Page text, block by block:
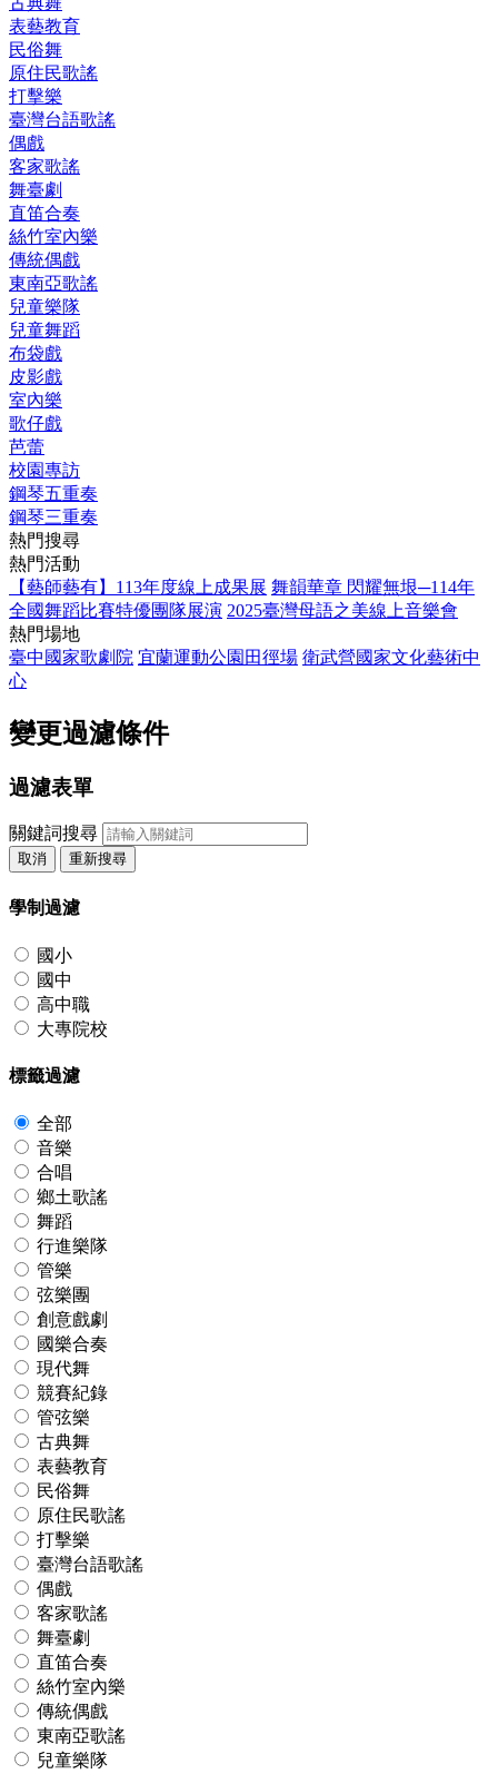
表藝教育
民俗舞
原住民歌謠
打擊樂
臺灣台語歌謠
偶戲
客家歌謠
舞臺劇
直笛合奏
絲竹室內樂
傳統偶戲
東南亞歌謠
兒童樂隊
兒童舞蹈
布袋戲
皮影戲
室內樂
歌仔戲
芭蕾
校園專訪
鋼琴五重奏
鋼琴三重奏
熱門搜尋
熱門活動
【藝師藝有】113年度線上成果展 舞韻華章 閃耀無垠─114年
全國舞蹈比賽特優團隊展演 2025臺灣母語之美線上音樂會
熱門場地
臺中國家歌劇院 宜蘭運動公園田徑場 衛武營國家文化藝術中
心
變更過濾條件
過濾表單
關鍵詞搜尋
取消 重新搜尋
學制過濾
國小
國中
高中職
大專院校
標籤過濾
全部
音樂
合唱
鄉土歌謠
舞蹈
行進樂隊
管樂
弦樂團
創意戲劇
國樂合奏
現代舞
競賽紀錄
管弦樂
古典舞
表藝教育
民俗舞
原住民歌謠
打擊樂
臺灣台語歌謠
偶戲
客家歌謠
舞臺劇
直笛合奏
絲竹室內樂
傳統偶戲
東南亞歌謠
兒童樂隊